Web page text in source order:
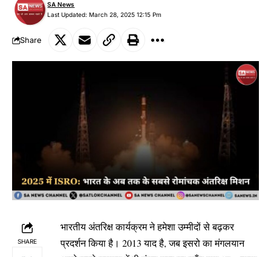
Last Updated: March 28, 2025 12:15 Pm
SA News
Share
SHARE
भारतीय अंतरिक्ष कार्यक्रम ने हमेशा उम्मीदों से बढ़कर
प्रदर्शन किया है। 2013 याद है, जब इसरो का मंगलयान